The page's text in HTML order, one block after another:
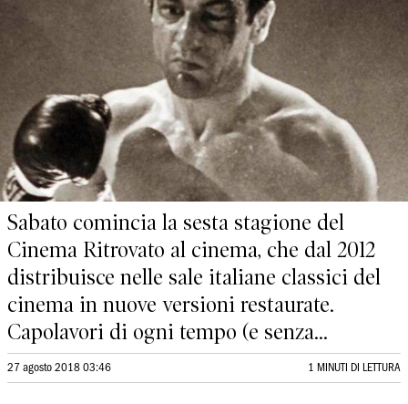
Sabato comincia la sesta stagione del
Cinema Ritrovato al cinema, che dal 2012
distribuisce nelle sale italiane classici del
cinema in nuove versioni restaurate.
Capolavori di ogni tempo (e senza...
27 agosto 2018 03:46 1 MINUTI DI LETTURA